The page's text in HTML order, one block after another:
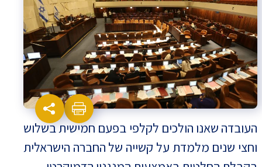
העובדה שאנו הולכים לקלפי בפעם חמישית בשלוש
וחצי שנים מלמדת על קשייה של החברה הישראלית